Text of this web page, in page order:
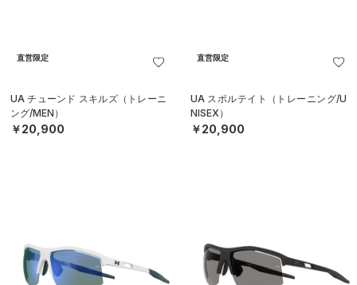
直営限定
UA チューンド スキルズ（トレーニ
ング/MEN）
￥20,900
直営限定
UA スポルテイト（トレーニング/U
NISEX）
￥20,900